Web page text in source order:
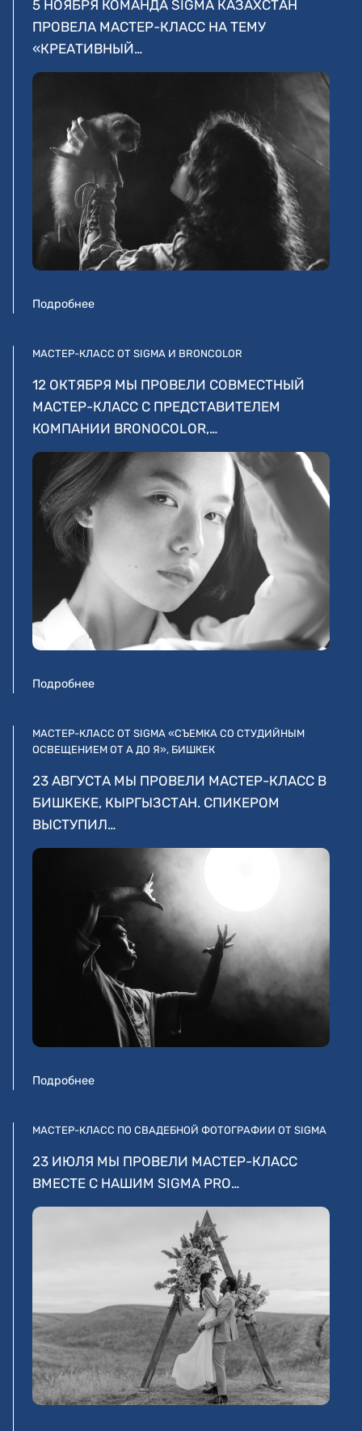
5 НОЯБРЯ КОМАНДА SIGMA КАЗАХСТАН
ПРОВЕЛА МАСТЕР-КЛАСС НА ТЕМУ
«КРЕАТИВНЫЙ…
Подробнее
МАСТЕР-КЛАСС ОТ SIGMA И BRONCOLOR
12 ОКТЯБРЯ МЫ ПРОВЕЛИ СОВМЕСТНЫЙ
МАСТЕР-КЛАСС С ПРЕДСТАВИТЕЛЕМ
КОМПАНИИ BRONOCOLOR,…
Подробнее
МАСТЕР-КЛАСС ОТ SIGMA «СЪЕМКА СО СТУДИЙНЫМ
ОСВЕЩЕНИЕМ ОТ А ДО Я», БИШКЕК
23 АВГУСТА МЫ ПРОВЕЛИ МАСТЕР-КЛАСС В
БИШКЕКЕ, КЫРГЫЗСТАН. СПИКЕРОМ
ВЫСТУПИЛ…
Подробнее
МАСТЕР-КЛАСС ПО СВАДЕБНОЙ ФОТОГРАФИИ ОТ SIGMA
23 ИЮЛЯ МЫ ПРОВЕЛИ МАСТЕР-КЛАСС
ВМЕСТЕ С НАШИМ SIGMA PRO…